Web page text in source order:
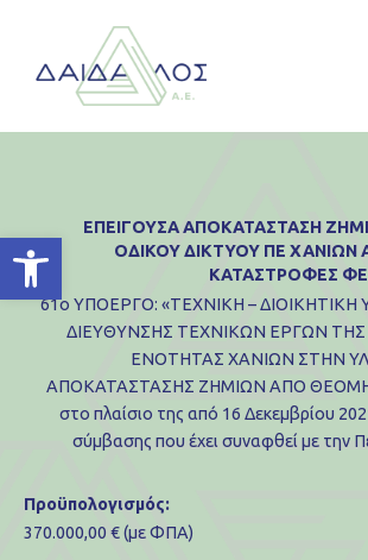
Ανοίξτε τη γραμμή εργαλείων
Προϋπολογισμός:
370.000,00 € (με ΦΠΑ)
ΕΠΕΙΓΟΥΣΑ ΑΠΟΚΑΤΑΣΤΑΣΗ
ΟΔΙΚΟΥ ΔΙΚΤΥΟΥ ΠΕ ΧΑΝΙΩΝ
ΚΑΤΑΣΤΡΟΦΕΣ
61ο ΥΠΟΕΡΓΟ: «ΤΕΧΝΙΚΗ –
ΔΙΕΥΘΥΝΣΗΣ ΤΕΧΝΙΚΩΝ ΕΡΓΩΝ
ΕΝΟΤΗΤΑΣ ΧΑΝΙΩΝ ΣΤΗΝ
ΑΠΟΚΑΤΑΣΤΑΣΗΣ ΖΗΜΙΩΝ ΑΠΟ
στο πλαίσιο της από 16 Δεκεμβρίου
σύμβασης που έχει συναφθεί με την